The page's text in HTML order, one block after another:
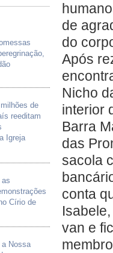
de
reeditam
Igreja
as
Círio de
a Nossa
de
do
Após
Nicho
interior
Barra
das
sacola
conta
van e